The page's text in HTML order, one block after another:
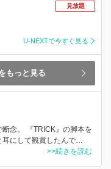
見放題
U-NEXTで今すぐ見る
もっと見る
念。 『TRICK』の脚本を
にして観賞したんで…
>>続きを読む